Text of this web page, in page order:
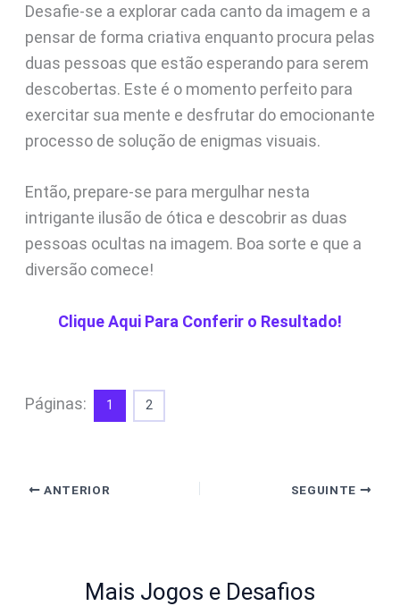
Desafie-se a explorar cada canto da imagem e a
pensar de forma criativa enquanto procura pelas
duas pessoas que estão esperando para serem
descobertas. Este é o momento perfeito para
exercitar sua mente e desfrutar do emocionante
processo de solução de enigmas visuais.
Então, prepare-se para mergulhar nesta
intrigante ilusão de ótica e descobrir as duas
pessoas ocultas na imagem. Boa sorte e que a
diversão comece!
Clique Aqui Para Conferir o Resultado!
Páginas: 1 2
ANTERIOR SEGUINTE
Mais Jogos e Desafios